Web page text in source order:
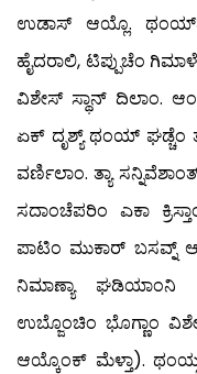
ಉಡಾಸ್ ಆಯ್ಲೊ.
ಹೈದರಾಲಿ, ಟಿಪ್ಪುಚೆಂ
ವಿಶೇಸ್ ಸ್ಥಾನ್ ದಿಲಾಂ.
ಏಕ್ ದೃಶ್ಯ್ ಥಂಯ್ ಘಡ್ಚೆಂ
ವರ್ಣಿಲಾಂ. ತ್ಯಾ
ಸದಾಂಚೆಪರಿಂ ಎಕಾ
ಪಾಟಿಂ ಮುಕಾರ್ ಬಸವ್ನ್
ನಿಮಾಣ್ಯಾ ಘಡಿಯಾಂನಿ
ಉಬ್ಜೊಂಚಿಂ ಭೊಗ್ಣಾಂ
ಆಯ್ಕೊಂಕ್ ಮೆಳ್ತಾ).